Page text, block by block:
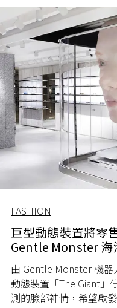
FASHION
巨型動態裝置將零
Gentle Monster 海
由 Gentle Monster 機器
動態裝置「The Giant」
測的臉部神情，希望啟